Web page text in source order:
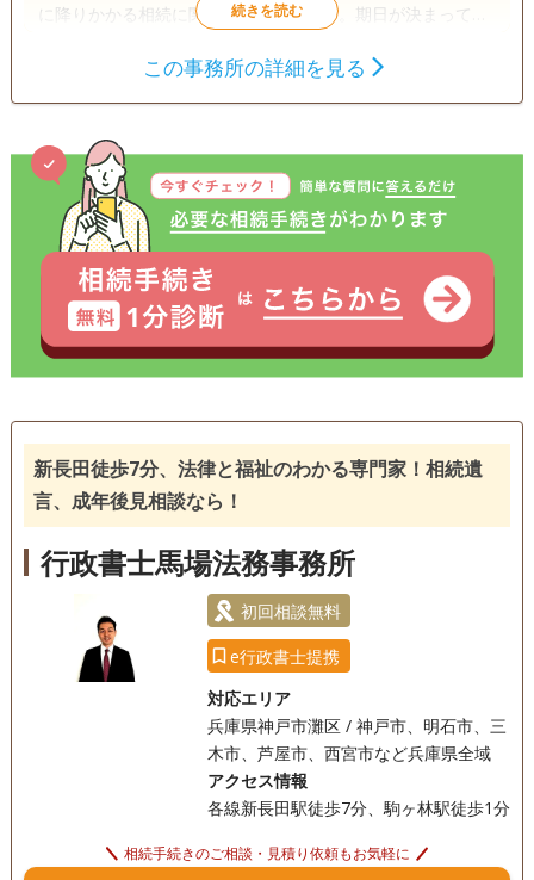
に降りかかる相続に関する様々な手続き。期日が決まってい
がほとんどない手続きを無事完了させるには、かなりの労力
遺産分割
相続人調査
電話相談可 訪問可 土日相談可 初回相談無料
18時以降相談可 オンライン面談可
この事務所の詳細を見る
新長田徒歩7分、法律と福祉のわかる専門家！相続遺
言、成年後見相談なら！
行政書士馬場法務事務所
初回相談無料
e行政書士提携
対応エリア
兵庫県神戸市灘区 / 神戸市、明石市、三
木市、芦屋市、西宮市など兵庫県全域
アクセス情報
各線新長田駅徒歩7分、駒ヶ林駅徒歩1分
相続手続きのご相談・見積り依頼もお気軽に